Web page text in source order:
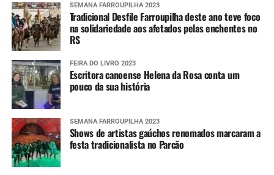
SEMANA FARROUPILHA 2023
Tradicional Desfile Farroupilha deste ano teve foco
na solidariedade aos afetados pelas enchentes no
RS
FEIRA DO LIVRO 2023
Escritora canoense Helena da Rosa conta um
pouco da sua história
SEMANA FARROUPILHA 2023
Shows de artistas gaúchos renomados marcaram a
festa tradicionalista no Parcão